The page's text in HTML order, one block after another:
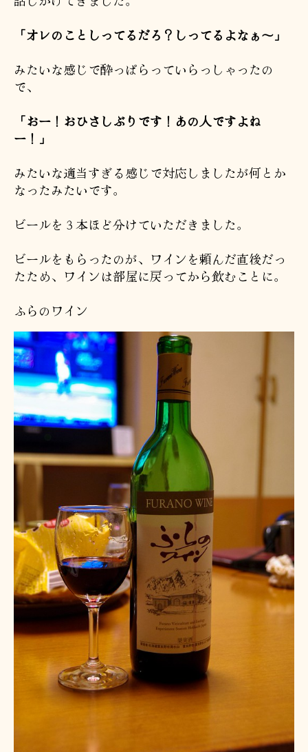
「オレのことしってるだろ？しってるよなぁ〜」
みたいな感じで酔っぱらっていらっしゃったの
で、
「おー！おひさしぶりです！あの人ですよね
ー！」
みたいな適当すぎる感じで対応しましたが何とか
なったみたいです。
ビールを３本ほど分けていただきました。
ビールをもらったのが、ワインを頼んだ直後だっ
たため、ワインは部屋に戻ってから飲むことに。
ふらのワイン